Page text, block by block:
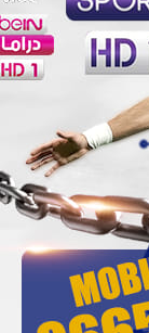
المراقب العام
محمد لغواطي+ عاشق
محمد لغواطي